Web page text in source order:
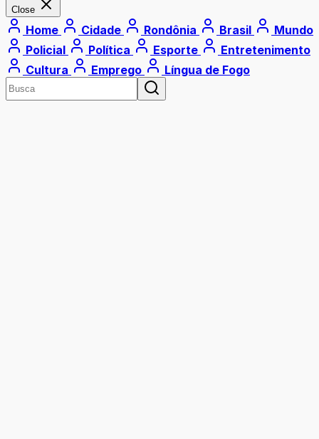
Close
Home Cidade Rondônia Brasil
Mundo
Policial
Política Esporte
Entretenimento
Cultura
Emprego Língua de Fogo